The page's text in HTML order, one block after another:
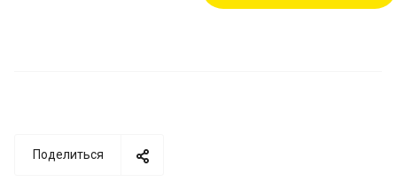
Поделиться